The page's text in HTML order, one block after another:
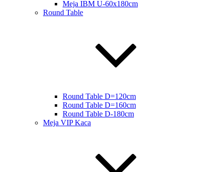
Meja IBM U-60x180cm
Round Table
Round Table D=120cm
Round Table D=160cm
Round Table D-180cm
Meja VIP Kaca